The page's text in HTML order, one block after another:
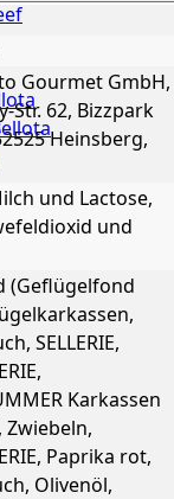
Gourmet GmbH,
Str. 62, Bizzpark
Heinsberg,
und Lactose,
und
(Geflügelfond
SELLERIE,
Karkassen
Zwiebeln,
Paprika rot,
Olivenöl,